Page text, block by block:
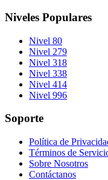
Niveles Populares
Nivel 80
Nivel 279
Nivel 318
Nivel 338
Nivel 414
Nivel 996
Soporte
Política de
Términos de
Sobre Nosotros
Contáctanos